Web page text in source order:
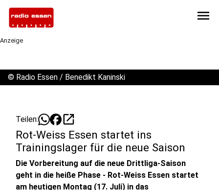
menu
Anzeige
© Radio Essen / Benedikt Kaninski
Teilen: open_in_new
Rot-Weiss Essen startet ins
Trainingslager für die neue Saison
Die Vorbereitung auf die neue Drittliga-Saison
geht in die heiße Phase - Rot-Weiss Essen startet
am heutigen Montag (17. Juli) in das